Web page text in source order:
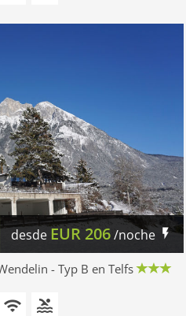
desde EUR206/noche
- Typ B en Telfs